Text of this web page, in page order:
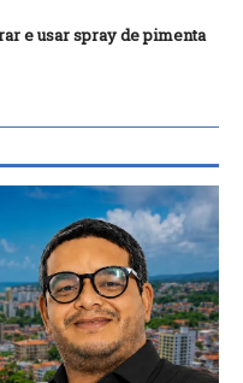
e usar spray de pimenta